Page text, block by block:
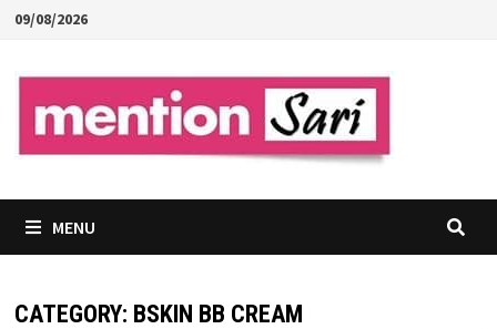
Skip
content
09/08/2026
MENU
CATEGORY: BSKIN BB CREAM